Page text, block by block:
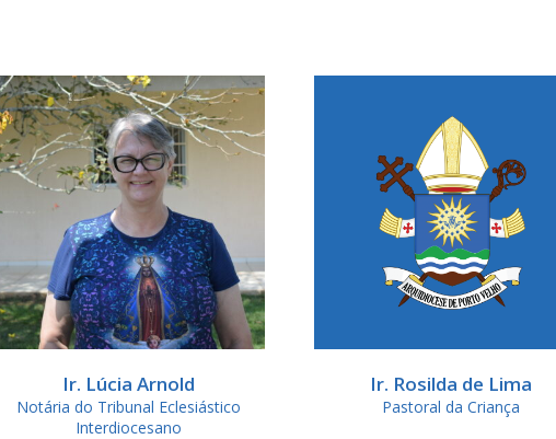
Ir. Lúcia Arnold
Notária do Tribunal Eclesiástico
Interdiocesano
Ir. Rosilda de Lima
Pastoral da Criança